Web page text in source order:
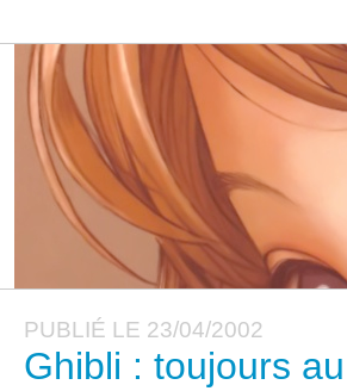
PUBLIÉ LE 23/04/2002
Ghibli : toujours